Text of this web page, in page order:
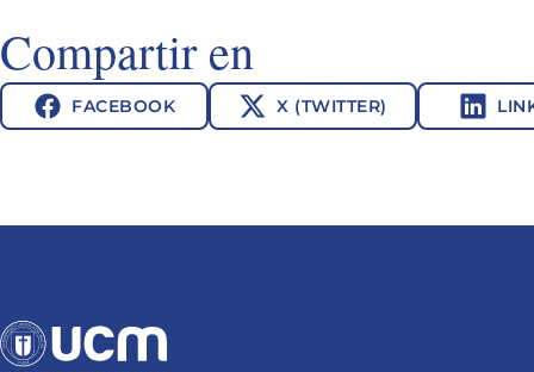
Compartir en
FACEBOOK X (TWITTER)